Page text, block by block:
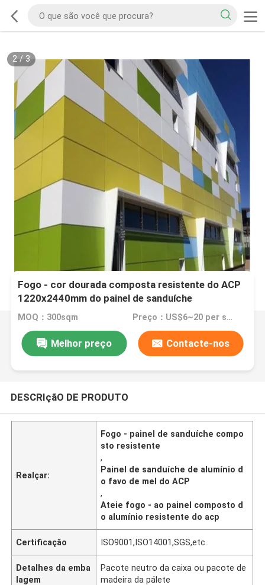
2/ 3
Fogo - cor dourada composta resistente do ACP
1220x2440mm do painel de sanduíche
MOQ：300sqm Preço：US$6~20 per sqm
Melhor preço Contacte-nos
DESCRIçãO DE PRODUTO
Realçar:
Fogo - painel de sanduíche compo
sto resistente
,
Painel de sanduíche de alumínio d
o favo de mel do ACP
,
Ateie fogo - ao painel composto d
o alumínio resistente do acp
Certificação ISO9001,ISO14001,SGS,etc.
Detalhes da emba
lagem
Pacote neutro da caixa ou pacote de
madeira da pálete